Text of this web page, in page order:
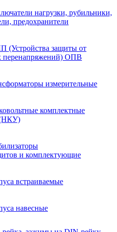
нагрузки, рубильники,
предохранители
(Устройства защиты от
перенапряжений) ОПВ
измерительные
комплектные
(НКУ)
и комплектующие
встраиваемые
навесные